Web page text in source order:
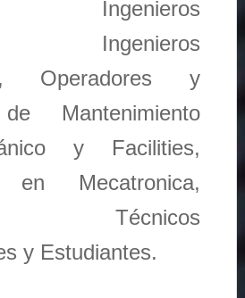
Ingenieros
Ingenieros
Operadores y
Mantenimiento
y Facilities,
en Mecatronica,
Técnicos
y Estudiantes.